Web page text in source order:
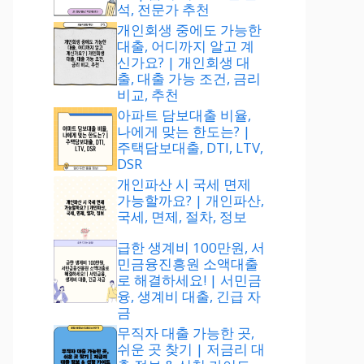
석, 전문가 추천
개인회생 중에도 가능한
대출, 어디까지 알고 계
신가요? | 개인회생 대
출, 대출 가능 조건, 금리
비교, 추천
아파트 담보대출 비율,
나에게 맞는 한도는? |
주택담보대출, DTI, LTV,
DSR
개인파산 시 국세 면제
가능할까요? | 개인파산,
국세, 면제, 절차, 정보
급한 생계비 100만원, 서
민금융진흥원 소액대출
로 해결하세요! | 서민금
융, 생계비 대출, 긴급 자
금
무직자 대출 가능한 곳,
쉬운 곳 찾기 | 저금리 대